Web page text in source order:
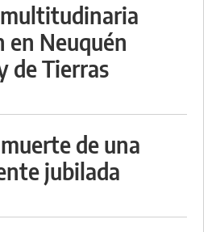
en Neuquén
de Tierras
de una
jubilada